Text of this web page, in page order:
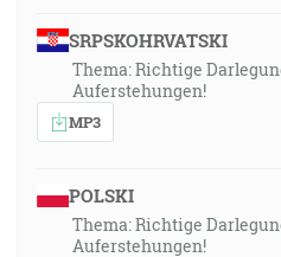
SRPSKOHRVATSKI
Thema: Richtige
Auferstehungen!
MP3
POLSKI
Thema: Richtige
Auferstehungen!